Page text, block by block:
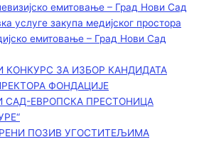
емитовање – Град Нови Сад
услуге закупа медијског простора
емитовање – Град Нови Сад
КОНКУРС ЗА ИЗБОР КАНДИДАТА
ФОНДАЦИЈЕ
САД-ЕВРОПСКА ПРЕСТОНИЦА
ПОЗИВ УГОСТИТЕЉИМА